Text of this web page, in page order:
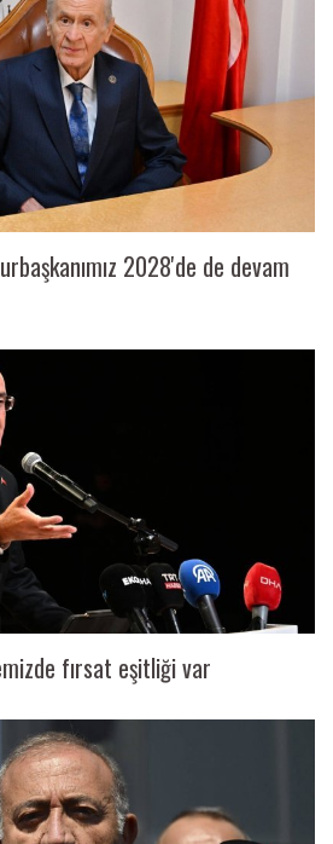
2028'de de devam
fırsat eşitliği var